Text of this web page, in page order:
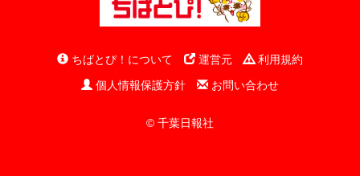
ちばとぴ！について 運営元
利用規約
個人情報保護方針
お問い合わせ
© 千葉日報社